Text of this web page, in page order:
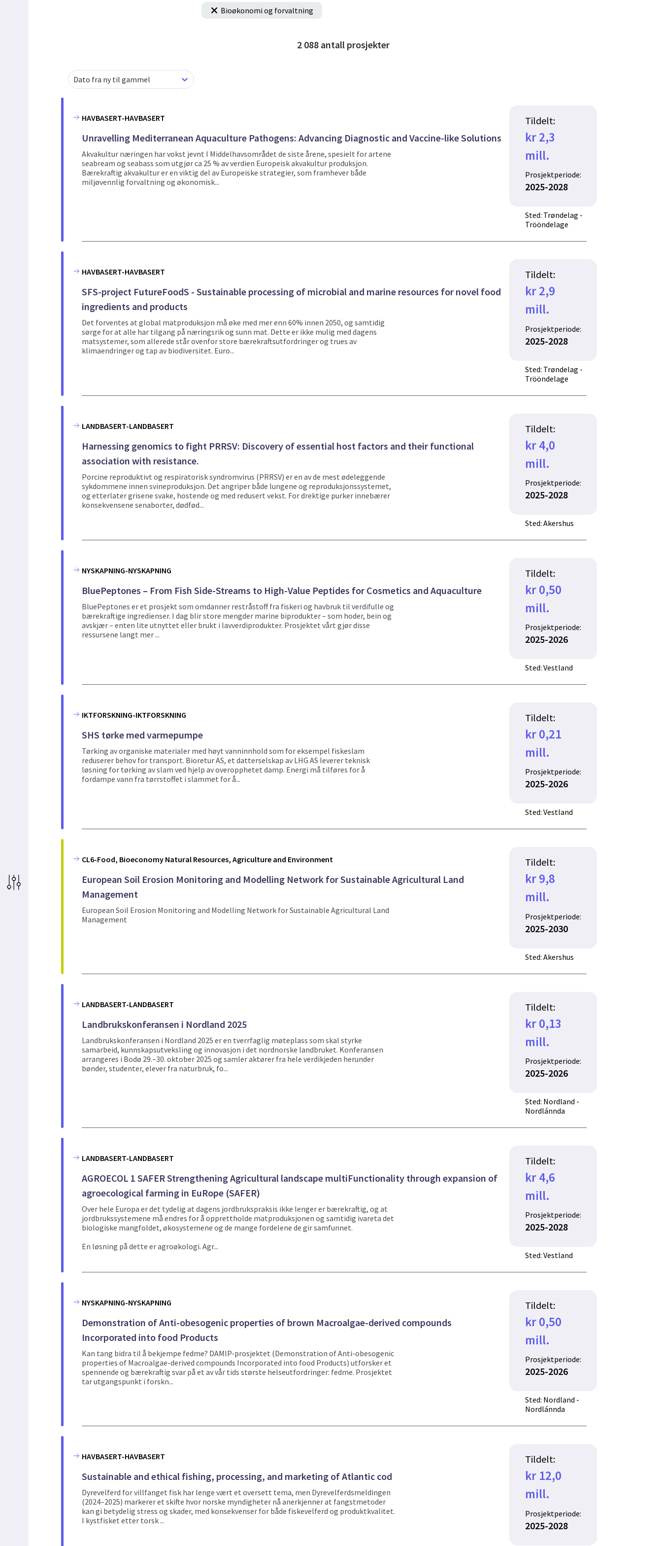
Bioøkonomi og forvaltning
2 088 antall prosjekter
Dato fra ny til gammel
HAVBASERT-HAVBASERT
Unravelling Mediterranean Aquaculture Pathogens: Advancing Diagnostic and Vaccine-like Solutions
Akvakultur næringen har vokst jevnt I Middelhavsområdet de siste årene, spesielt for artene
seabream og seabass som utgjør ca 25 % av verdien Europeisk akvakultur produksjon.
Bærekraftig akvakultur er en viktig del av Europeiske strategier, som framhever både
miljøvennlig forvaltning og økonomisk...
Tildelt:
kr 2,3
mill.
Prosjektperiode:
2025-2028
Sted: Trøndelag -
Trööndelage
HAVBASERT-HAVBASERT
SFS-project FutureFoodS - Sustainable processing of microbial and marine resources for novel food
ingredients and products
Det forventes at global matproduksjon må øke med mer enn 60% innen 2050, og samtidig
sørge for at alle har tilgang på næringsrik og sunn mat. Dette er ikke mulig med dagens
matsystemer, som allerede står ovenfor store bærekraftsutfordringer og trues av
klimaendringer og tap av biodiversitet. Euro...
Tildelt:
kr 2,9
mill.
Prosjektperiode:
2025-2028
Sted: Trøndelag -
Trööndelage
LANDBASERT-LANDBASERT
Harnessing genomics to fight PRRSV: Discovery of essential host factors and their functional
association with resistance.
Porcine reproduktivt og respiratorisk syndromvirus (PRRSV) er en av de mest ødeleggende
sykdommene innen svineproduksjon. Det angriper både lungene og reproduksjonssystemet,
og etterlater grisene svake, hostende og med redusert vekst. For drektige purker innebærer
konsekvensene senaborter, dødfød...
Tildelt:
kr 4,0
mill.
Prosjektperiode:
2025-2028
Sted: Akershus
NYSKAPNING-NYSKAPNING
BluePeptones – From Fish Side-Streams to High-Value Peptides for Cosmetics and Aquaculture
BluePeptones er et prosjekt som omdanner restråstoff fra fiskeri og havbruk til verdifulle og
bærekraftige ingredienser. I dag blir store mengder marine biprodukter – som hoder, bein og
avskjær – enten lite utnyttet eller brukt i lavverdiprodukter. Prosjektet vårt gjør disse
ressursene langt mer ...
Tildelt:
kr 0,50
mill.
Prosjektperiode:
2025-2026
Sted: Vestland
IKTFORSKNING-IKTFORSKNING
SHS tørke med varmepumpe
Tørking av organiske materialer med høyt vanninnhold som for eksempel fiskeslam
reduserer behov for transport. Bioretur AS, et datterselskap av LHG AS leverer teknisk
løsning for tørking av slam ved hjelp av overopphetet damp. Energi må tilføres for å
fordampe vann fra tørrstoffet i slammet for å...
Tildelt:
kr 0,21
mill.
Prosjektperiode:
2025-2026
Sted: Vestland
CL6-Food, Bioeconomy Natural Resources, Agriculture and Environment
European Soil Erosion Monitoring and Modelling Network for Sustainable Agricultural Land
Management
European Soil Erosion Monitoring and Modelling Network for Sustainable Agricultural Land
Management
Tildelt:
kr 9,8
mill.
Prosjektperiode:
2025-2030
Sted: Akershus
LANDBASERT-LANDBASERT
Landbrukskonferansen i Nordland 2025
Landbrukskonferansen i Nordland 2025 er en tverrfaglig møteplass som skal styrke
samarbeid, kunnskapsutveksling og innovasjon i det nordnorske landbruket. Konferansen
arrangeres i Bodø 29.–30. oktober 2025 og samler aktører fra hele verdikjeden herunder
bønder, studenter, elever fra naturbruk, fo...
Tildelt:
kr 0,13
mill.
Prosjektperiode:
2025-2026
Sted: Nordland -
Nordlánnda
LANDBASERT-LANDBASERT
AGROECOL 1 SAFER Strengthening Agricultural landscape multiFunctionality through expansion of
agroecological farming in EuRope (SAFER)
Over hele Europa er det tydelig at dagens jordbrukspraksis ikke lenger er bærekraftig, og at
jordbrukssystemene må endres for å opprettholde matproduksjonen og samtidig ivareta det
biologiske mangfoldet, økosystemene og de mange fordelene de gir samfunnet.
En løsning på dette er agroøkologi. Agr...
Tildelt:
kr 4,6
mill.
Prosjektperiode:
2025-2028
Sted: Vestland
NYSKAPNING-NYSKAPNING
Demonstration of Anti-obesogenic properties of brown Macroalgae-derived compounds
Incorporated into food Products
Kan tang bidra til å bekjempe fedme? DAMIP-prosjektet (Demonstration of Anti-obesogenic
properties of Macroalgae-derived compounds Incorporated into food Products) utforsker et
spennende og bærekraftig svar på et av vår tids største helseutfordringer: fedme. Prosjektet
tar utgangspunkt i forskn...
Tildelt:
kr 0,50
mill.
Prosjektperiode:
2025-2026
Sted: Nordland -
Nordlánnda
HAVBASERT-HAVBASERT
Sustainable and ethical fishing, processing, and marketing of Atlantic cod
Dyrevelferd for villfanget fisk har lenge vært et oversett tema, men Dyrevelferdsmeldingen
(2024–2025) markerer et skifte hvor norske myndigheter nå anerkjenner at fangstmetoder
kan gi betydelig stress og skader, med konsekvenser for både fiskevelferd og produktkvalitet.
I kystfisket etter torsk ...
Tildelt:
kr 12,0
mill.
Prosjektperiode:
2025-2028